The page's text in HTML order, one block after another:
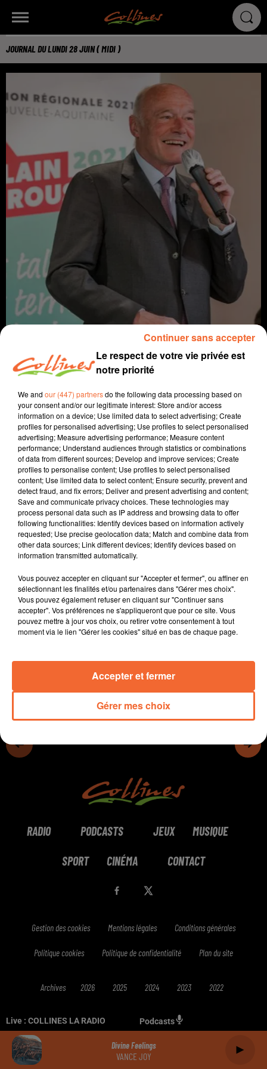
Live : COLLINES LA RADIO Podcasts
Divine Feelings
VANCE JOY
JOURNAL DU LUNDI 28 JUIN ( MIDI )
Infos
28 juin 2021 - 16 min 18 sec
JOURNAL DU LUNDI 28 JUIN ( MIDI )
Patrice Bémanangy
L'info près de chez vous.
La liste d'Alain Rousset président sortant de Nouvelle
Aquitaine largement réélue.
En deux-sèvres, la majorité sortante remporte 11 des
17 cantons.
violences intra-familiales.
A Bressuire, des travaux sont engagés dans et aux
abords du Dolo boulevard de la rivière.
RADIO PODCASTS JEUX MUSIQUE
SPORT CINÉMA CONTACT
Gestion des cookies Mentions légales Conditions générales
Politique cookies Politique de confidentialité Plan du site
Archives 2026 2025 2024 2023 2022
Le respect de votre vie privée est
notre priorité
We and our (447) partnersdo the following data processing based on
your consent and/or our legitimate interest: Store and/or access
information on a device; Use limited data to select advertising; Create
profiles for personalised advertising; Use profiles to select personalised
advertising; Measure advertising performance; Measure content
performance; Understand audiences through statistics or combinations
of data from different sources; Develop and improve services; Create
profiles to personalise content; Use profiles to select personalised
content; Use limited data to select content; Ensure security, prevent and
detect fraud, and fix errors; Deliver and present advertising and content;
Save and communicate privacy choices. These technologies may
process personal data such as IP address and browsing data to offer
following functionalities: Identify devices based on information actively
requested; Use precise geolocation data; Match and combine data from
other data sources; Link different devices; Identify devices based on
information transmitted automatically.
Vous pouvez accepter en cliquant sur "Accepter et fermer", ou affiner en
sélectionnant les finalités et/ou partenaires dans "Gérer mes choix".
Vous pouvez également refuser en cliquant sur "Continuer sans
accepter". Vos préférences ne s'appliqueront que pour ce site. Vous
pouvez mettre à jour vos choix, ou retirer votre consentement à tout
moment via le lien "Gérer les cookies" situé en bas de chaque page.
Gérer mes choix
Accepter et fermer
Continuer sans accepter